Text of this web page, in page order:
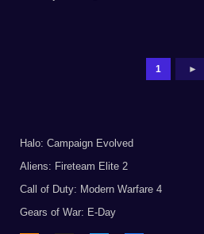
1 ►
Halo: Campaign Evolved
Aliens: Fireteam Elite 2
Call of Duty: Modern Warfare 4
Gears of War: E-Day